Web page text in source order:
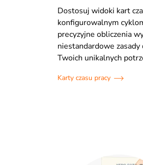
Dostosuj widoki kart
konfigurowalnym
precyzyjne obliczenia
niestandardowe
Twoich unikalnych
Karty czasu pracy